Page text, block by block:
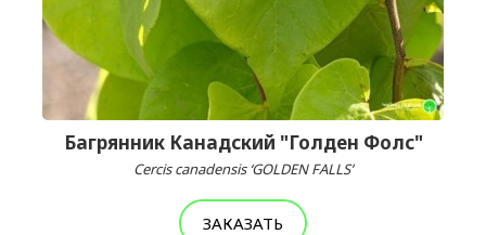
Багрянник Канадский "Голден Фолс"
Cercis canadensis ‘GOLDEN FALLS’
ЗАКАЗАТЬ